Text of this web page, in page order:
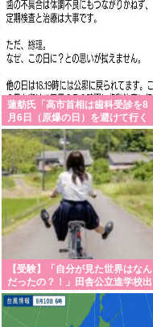
蓮舫氏「高市首相は歯科受診を8
月6日（原爆の日）を避けて行く
べきお立場ではないでしょうか」
【受験】「自分が見た世界はなん
だったの？！」田舎公立進学校出
身の私が東京私立中高一貫超エリ
ート校出身者と話してびっくりし
たこと